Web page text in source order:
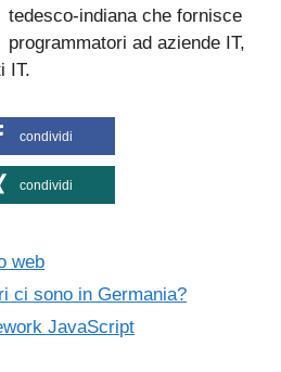
tedesco-indiana che fornisce
programmatori ad aziende IT,
IT.
condividi
condividi
web
ci sono in Germania?
JavaScript